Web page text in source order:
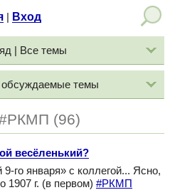
Вход
| Все темы
темы
#РКМП (96)
весёленький?
го января» с коллегой... Ясно,
1907 г. (в первом) #РКМП